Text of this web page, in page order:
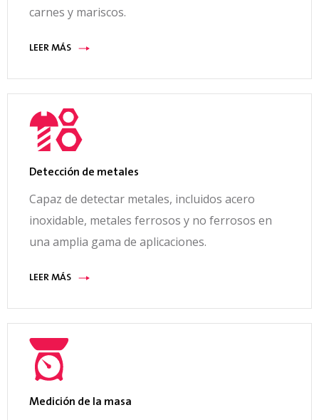
carnes y mariscos.
LEER MÁS
Detección de metales
Capaz de detectar metales, incluidos acero
inoxidable, metales ferrosos y no ferrosos en
una amplia gama de aplicaciones.
LEER MÁS
Medición de la masa